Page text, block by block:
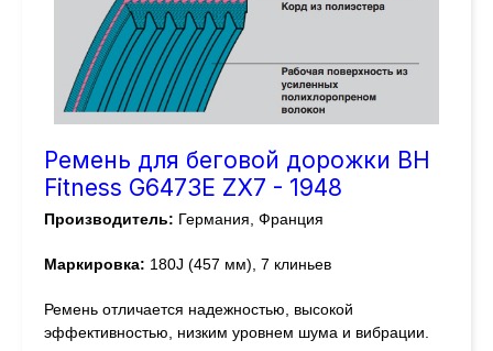
Ремень для беговой дорожки BH
Fitness G6473E ZX7 - 1948
Производитель: Германия, Франция
Маркировка: 180J (457 мм), 7 клиньев
Ремень отличается надежностью, высокой
эффективностью, низким уровнем шума и вибрации.